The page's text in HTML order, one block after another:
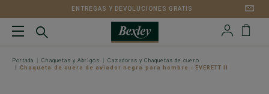
ENTREGAS Y DEVOLUCIONES GRATIS
Portada Chaquetas y Abrigos
Cazadoras y Chaquetas de cuero
Chaqueta de cuero de aviador negra para hombre - EVERETT II